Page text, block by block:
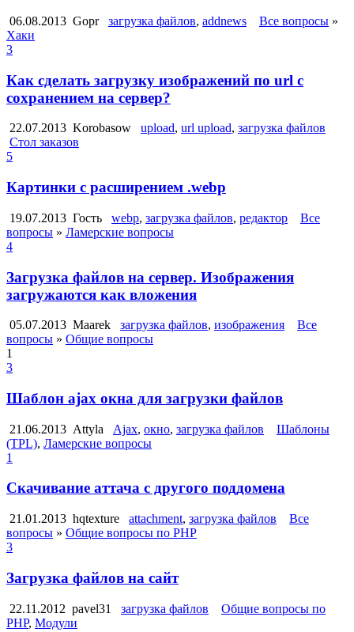
06.08.2013 Gopr загрузка файлов, addnews Все вопросы »
Хаки
3
Как сделать загрузку изображений по url с
сохранением на сервер?
22.07.2013 Korobasow upload, url upload, загрузка файлов
Стол заказов
5
Картинки с расширением .webp
19.07.2013 Гость webp, загрузка файлов, редактор
Все
вопросы » Ламерские вопросы
4
Загрузка файлов на сервер. Изображения
загружаются как вложения
05.07.2013 Maarek загрузка файлов, изображения
Все
вопросы » Общие вопросы
1
3
Шаблон аjax окна для загрузки файлов
21.06.2013 Attyla Ajax, окно, загрузка файлов
Шаблоны
(TPL), Ламерские вопросы
1
Скачивание аттача с другого поддомена
21.01.2013 hqtexture attachment, загрузка файлов
Все
вопросы » Общие вопросы по PHP
3
Загрузка файлов на сайт
22.11.2012 pavel31 загрузка файлов
Общие вопросы по
PHP, Модули